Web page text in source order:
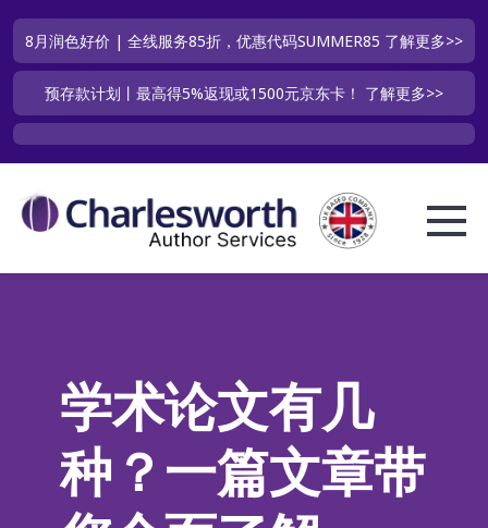
8月润色好价 | 全线服务85折，优惠代码SUMMER85 了解更多>>
预存款计划丨最高得5%返现或1500元京东卡！ 了解更多>>
学术论文有几
种？一篇文章带